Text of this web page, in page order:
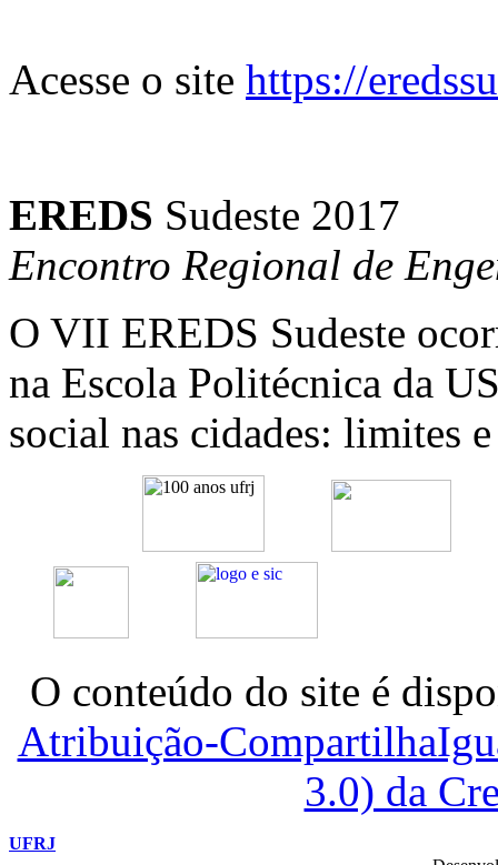
Acesse o site https://
EREDS Sudeste 2017
Encontro Regional de
O VII EREDS Sudeste
na Escola Politécnica da
social nas cidades: limites
O conteúdo do site é
Atribuição-
3.0) da
UFRJ